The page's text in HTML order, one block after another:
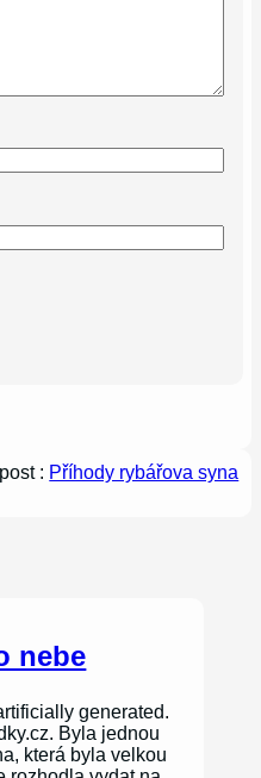
: Příhody rybářova syna
nebe
generated.
Byla jednou
která byla velkou